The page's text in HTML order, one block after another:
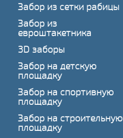
Забор из сетки рабицы
Забор из
евроштакетника
3D заборы
Забор на детскую
площадку
Забор на спортивную
площадку
Забор на строительную
площадку